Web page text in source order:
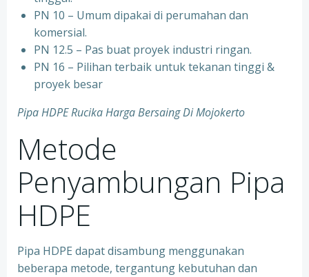
PN 10 – Umum dipakai di perumahan dan
komersial.
PN 12.5 – Pas buat proyek industri ringan.
PN 16 – Pilihan terbaik untuk tekanan tinggi &
proyek besar
Pipa HDPE Rucika Harga Bersaing Di Mojokerto
Metode
Penyambungan Pipa
HDPE
Pipa HDPE dapat disambung menggunakan
beberapa metode, tergantung kebutuhan dan